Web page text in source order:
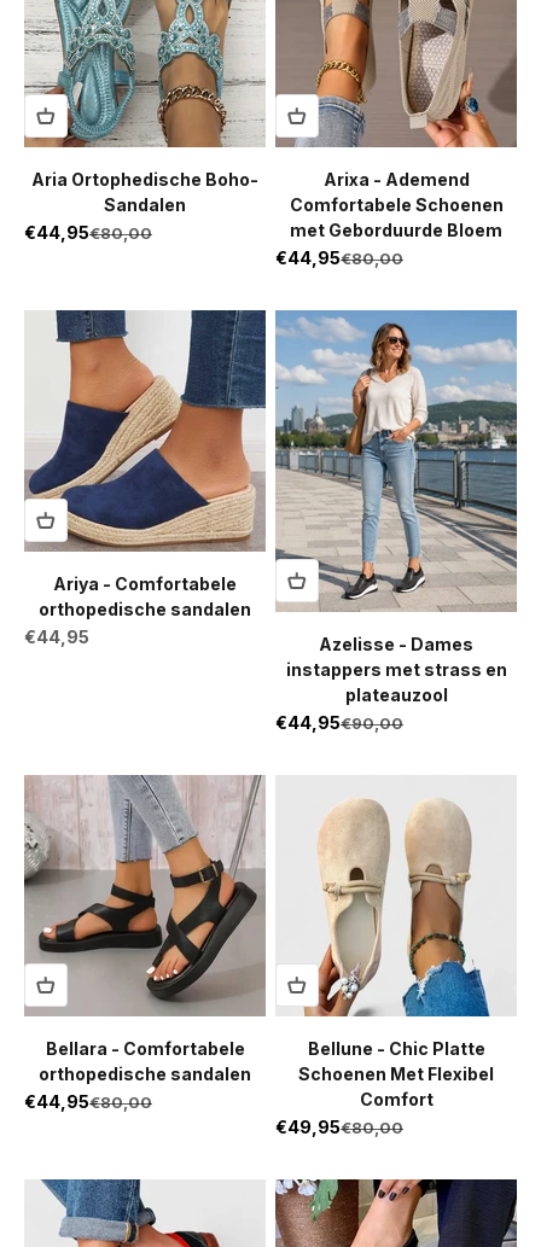
Aria Ortophedische Boho-
Sandalen
Aanbiedingsprijs
€44,95Normale prijs
€80,00
Arixa - Ademend
Comfortabele Schoenen
met Geborduurde Bloem
Aanbiedingsprijs
€44,95Normale prijs
€80,00
Ariya - Comfortabele
orthopedische sandalen
Aanbiedingsprijs
€44,95
Azelisse - Dames
instappers met strass en
plateauzool
Aanbiedingsprijs
€44,95Normale prijs
€90,00
Bellara - Comfortabele
orthopedische sandalen
Aanbiedingsprijs
€44,95Normale prijs
€80,00
Bellune - Chic Platte
Schoenen Met Flexibel
Comfort
Aanbiedingsprijs
€49,95Normale prijs
€80,00